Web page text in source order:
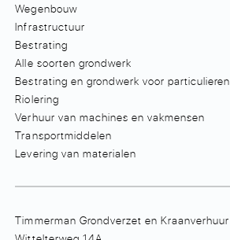
Wegenbouw
Infrastructuur
Bestrating
Alle soorten grondwerk
Bestrating en grondwerk voor particulieren
Riolering
Verhuur van machines en vakmensen
Transportmiddelen
Levering van materialen
Timmerman Grondverzet en Kraanverhuur